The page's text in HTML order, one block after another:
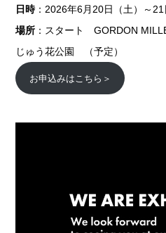
日時：2026年6月20日（土）～
場所 ：スタート GORDON
じゅう花公園 （予定）
お申込みはこちら＞